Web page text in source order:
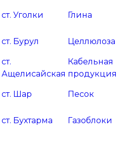
ст. Уголки Глина
ст. Бурул Целлюлоза
ст.
Ащелисайская
Кабельная
продукция
ст. Шар Песок
ст. Бухтарма Газоблоки